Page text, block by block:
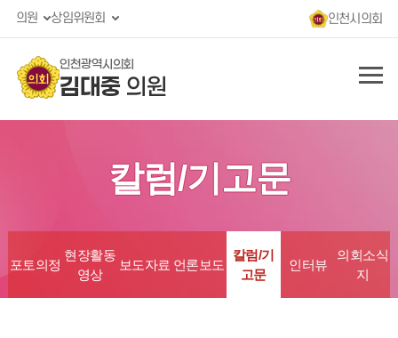
의원 상임위원회 인천시의회
인천광역시의회
김대중 의원
칼럼/기고문
포토의정
현장활동
영상
보도자료 언론보도
칼럼/기
고문
인터뷰
의회소식
지